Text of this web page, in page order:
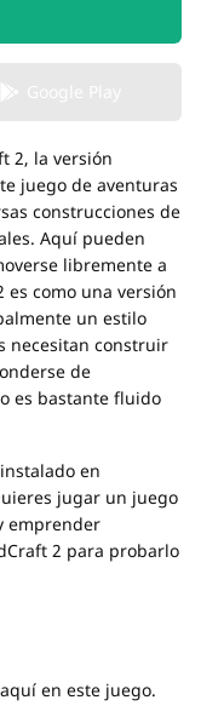
2, la versión
juego de aventuras
construcciones de
Aquí pueden
libremente a
es como una versión
un estilo
necesitan construir
de
es bastante fluido
en
jugar un juego
emprender
2 para probarlo
en este juego.